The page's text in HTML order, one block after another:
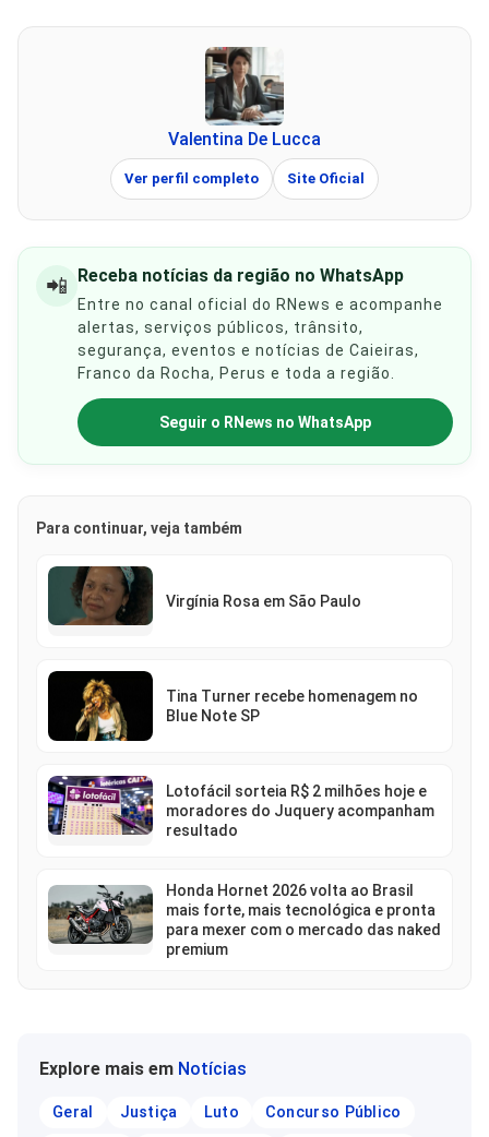
Valentina De Lucca
Ver perfil completo Site Oficial
📲 Receba notícias da região no WhatsApp
Entre no canal oficial do RNews e acompanhe
alertas, serviços públicos, trânsito,
segurança, eventos e notícias de Caieiras,
Franco da Rocha, Perus e toda a região.
Seguir o RNews no WhatsApp
Para continuar, veja também
Virgínia Rosa em São Paulo
Tina Turner recebe homenagem no
Blue Note SP
Lotofácil sorteia R$ 2 milhões hoje e
moradores do Juquery acompanham
resultado
Honda Hornet 2026 volta ao Brasil
mais forte, mais tecnológica e pronta
para mexer com o mercado das naked
premium
Explore mais em Notícias
Geral Justiça Luto Concurso Público